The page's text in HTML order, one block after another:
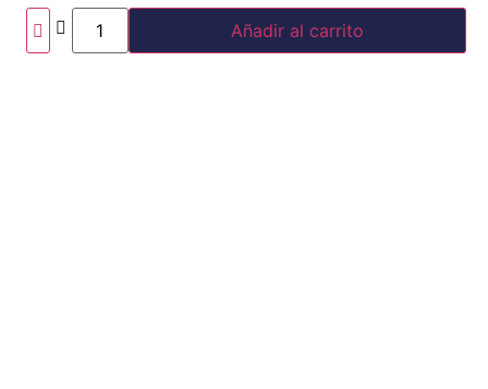
Añadir al carrito